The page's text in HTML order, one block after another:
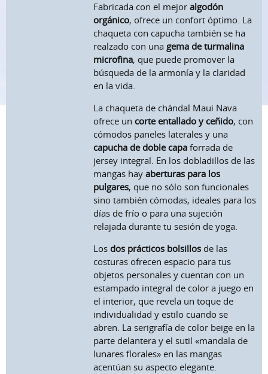
Fabricada con el mejoralgodón
orgánico, ofrece un confort óptimo. La
chaqueta con capucha también se ha
realzado con una gema de turmalina
microfina, que puede promover la
búsqueda de la armonía y la claridad
en la vida.
La chaqueta de chándal Maui Nava
ofrece uncorte entallado y ceñido, con
cómodos paneles laterales y una
capucha de doble capa forrada de
jersey integral. En los dobladillos de las
mangas hayaberturas para los
pulgares, que no sólo son funcionales
sino también cómodas, ideales para los
días de frío o para una sujeción
relajada durante tu sesión de yoga.
Losdos prácticos bolsillos de las
costuras ofrecen espacio para tus
objetos personales y cuentan con un
estampado integral de color a juego en
el interior, que revela un toque de
individualidad y estilo cuando se
abren. La serigrafía de color beige en la
parte delantera y el sutil «mandala de
lunares florales» en las mangas
acentúan su aspecto elegante.